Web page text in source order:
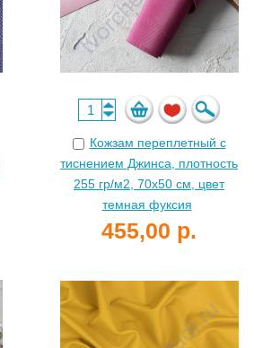
Кожзам переплетный с
тиснением Джинса, плотность
255 гр/м2, 70х50 см, цвет
темная фуксия
455,00 р.